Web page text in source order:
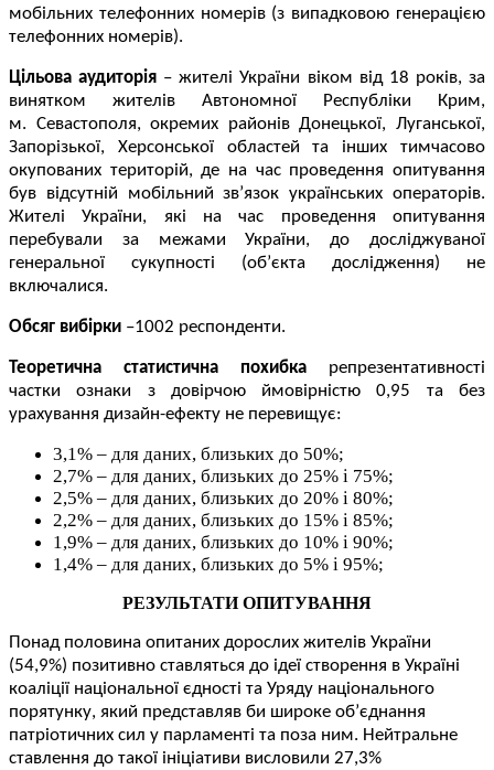
мобільних телефонних номерів (з випадковою генерацією
телефонних номерів).
Цільова аудиторія –жителі України віком від 18 років, за
винятком жителів Автономної Республіки Крим,
м. Севастополя, окремих районів Донецької, Луганської,
Запорізької, Херсонської областей та інших тимчасово
окупованих територій, де на час проведення опитування
був відсутній мобільний зв’язок українських операторів.
Жителі України, які на час проведення опитування
перебували за межами України, до досліджуваної
генеральної сукупності (об’єкта дослідження) не
включалися.
Обсяг вибірки –1002 респонденти.
Теоретична статистична похибка репрезентативності
частки ознаки з довірчою ймовірністю 0,95 та без
урахування дизайн-ефекту не перевищує:
3,1% – для даних, близьких до 50%;
2,7% – для даних, близьких до 25% і 75%;
2,5% – для даних, близьких до 20% і 80%;
2,2% – для даних, близьких до 15% і 85%;
1,9% – для даних, близьких до 10% і 90%;
1,4% – для даних, близьких до 5% і 95%;
РЕЗУЛЬТАТИ ОПИТУВАННЯ
Понад половина опитаних дорослих жителів України
(54,9%) позитивно ставляться до ідеї створення в Україні
коаліції національної єдності та Уряду національного
порятунку, який представляв би широке об’єднання
патріотичних сил у парламенті та поза ним. Нейтральне
ставлення до такої ініціативи висловили 27,3%